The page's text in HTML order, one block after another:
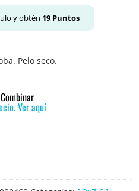
y obtén 19Puntos
Pelo seco.
Ver aquí